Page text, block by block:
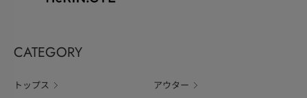
CATEGORY
トップス アウター